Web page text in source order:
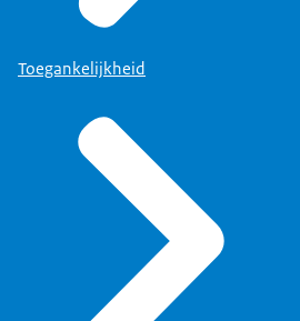
Toegankelijkheid